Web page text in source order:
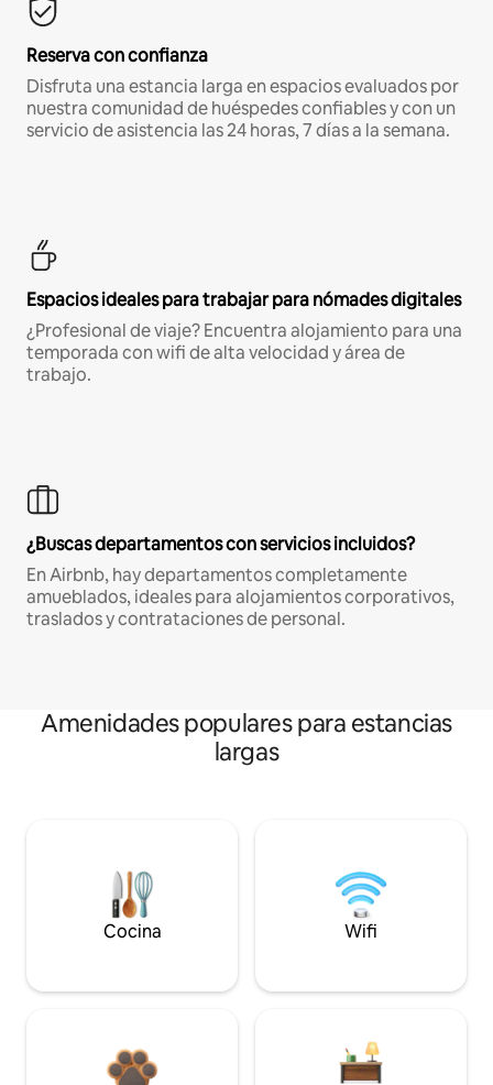
Reserva con confianza
Disfruta una estancia larga en espacios evaluados por
nuestra comunidad de huéspedes confiables y con un
servicio de asistencia las 24 horas, 7 días a la semana.
Espacios ideales para trabajar para nómades digitales
¿Profesional de viaje? Encuentra alojamiento para una
temporada con wifi de alta velocidad y área de
trabajo.
¿Buscas departamentos con servicios incluidos?
En Airbnb, hay departamentos completamente
amueblados, ideales para alojamientos corporativos,
traslados y contrataciones de personal.
Amenidades populares para estancias
largas
Cocina Wifi